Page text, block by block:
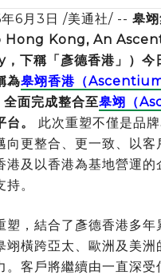
6月3日 /美通社/ -- 皋
Hong Kong, An
，下稱「彥德香港」）
為皋翊香港（
全面完成整合至皋翊（
。
此次重塑不僅是品
向更整合、更一致、以客
港及以香港為基地營運的
。
塑，結合了彥德香港多年
翊橫跨亞太、歐洲及美洲
。客戶將繼續由一直深受